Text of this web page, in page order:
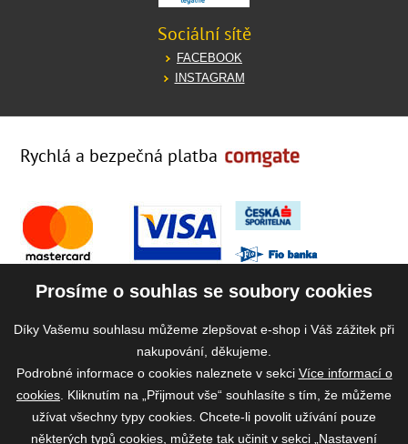
Sociální sítě
FACEBOOK
INSTAGRAM
Rychlá a bezpečná platba
Prosíme o souhlas se soubory cookies
Díky Vašemu souhlasu můžeme zlepšovat e-shop i Váš zážitek při
nakupování, děkujeme.
Podrobné informace o cookies naleznete v sekci Více informací o
cookies . Kliknutím na „Přijmout vše“ souhlasíte s tím, že můžeme
užívat všechny typy cookies. Chcete-li povolit užívání pouze
některých typů cookies, můžete tak učinit v sekci „Nastavení